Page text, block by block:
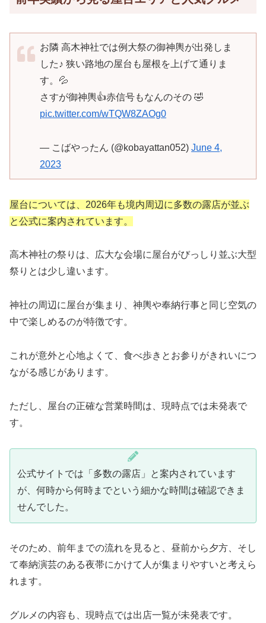
お隣 高木神社では例大祭の御神輿が出発しま
した♪ 狭い路地の屋台も屋根を上げて通りま
す。💦
さすが御神輿👍赤信号もなんのその 🤣
pic.twitter.com/wTQW8ZAOg0
— こばやったん (@kobayattan052) June 4,
2023
屋台については、2026年も境内周辺に多数の露店が並ぶ
と公式に案内されています。
高木神社の祭りは、広大な会場に屋台がびっしり並ぶ大型
祭りとは少し違います。
神社の周辺に屋台が集まり、神輿や奉納行事と同じ空気の
中で楽しめるのが特徴です。
これが意外と心地よくて、食べ歩きとお参りがきれいにつ
ながる感じがあります。
ただし、屋台の正確な営業時間は、現時点では未発表で
す。
公式サイトでは「多数の露店」と案内されています
が、何時から何時までという細かな時間は確認できま
せんでした。
そのため、前年までの流れを見ると、昼前から夕方、そし
て奉納演芸のある夜帯にかけて人が集まりやすいと考えら
れます。
グルメの内容も、現時点では出店一覧が未発表です。